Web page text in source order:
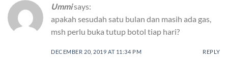
Ummisays:
apakah sesudah satu bulan dan masih ada gas,
msh perlu buka tutup botol tiap hari?
DECEMBER 20, 2019 AT 11:34 PM REPLY